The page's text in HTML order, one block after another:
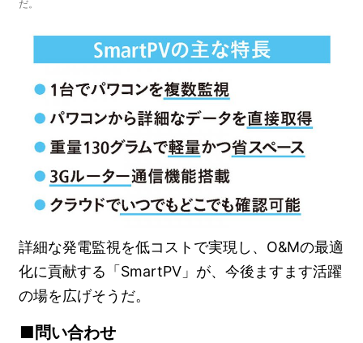
だ。
詳細な発電監視を低コストで実現し、O&Mの最適
化に貢献する「SmartPV」が、今後ますます活躍
の場を広げそうだ。
問い合わせ